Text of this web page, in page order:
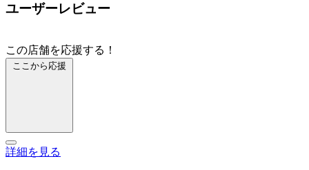
ユーザーレビュー
この店舗を応援する！
ここから応援
詳細を見る